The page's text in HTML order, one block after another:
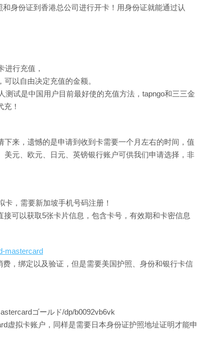
身份证到香港总公司进行开卡！用身份证就能通过认
进行充值，
以自由决定充值的金额。
试是中国用户目前最好使的充值方法，tapngo和三三金
！
来，遗憾的是申请到收到卡需要一个月左右的时间，值
元、欧元、日元、英镑银行账户可供我们申请选择，非
，需要新加坡手机号码注册！
可以获取5张卡片信息，包含卡号，有效期和卡密信息
mastercard
，绑定以及验证，但是需要美国护照、身份和银行卡信
ゴールド/dp/b0092vb6vk
虚拟卡账户，同样是需要日本身份证护照地址证明才能申